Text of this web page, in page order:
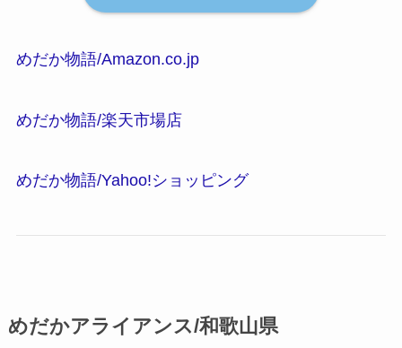
めだか物語/Amazon.co.jp
めだか物語/楽天市場店
めだか物語/Yahoo!ショッピング
めだかアライアンス/和歌山県